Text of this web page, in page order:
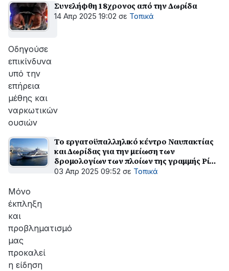
Συνελήφθη 18χρονος από την Δωρίδα
14 Απρ 2025 19:02 σε Τοπικά
Οδηγούσε
επικίνδυνα
υπό την
επήρεια
μέθης και
ναρκωτικών
ουσιών
To εργατοϋπαλληλικό κέντρο Ναυπακτίας
και Δωρίδας για την μείωση των
δρομολογίων των πλοίων της γραμμής Ρίου
- Αντιρρίου
03 Απρ 2025 09:52 σε Τοπικά
Μόνο
έκπληξη
και
προβληματισμό
μας
προκαλεί
η είδηση